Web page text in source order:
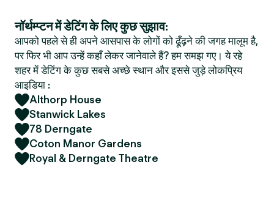
नॉर्थम्प्टन में डेटिंग के लिए कुछ सुझाव:
आपको पहले से ही अपने आसपास के लोगों को ढूँढ़ने की जगह मालूम है,
पर फिर भी आप उन्हें कहाँ लेकर जानेवाले हैं? हम समझ गए। ये रहे
शहर में डेटिंग के कुछ सबसे अच्छे स्थान और इससे जुड़े लोकप्रिय
आइडिया :
Althorp House
Stanwick Lakes
78 Derngate
Coton Manor Gardens
Royal & Derngate Theatre